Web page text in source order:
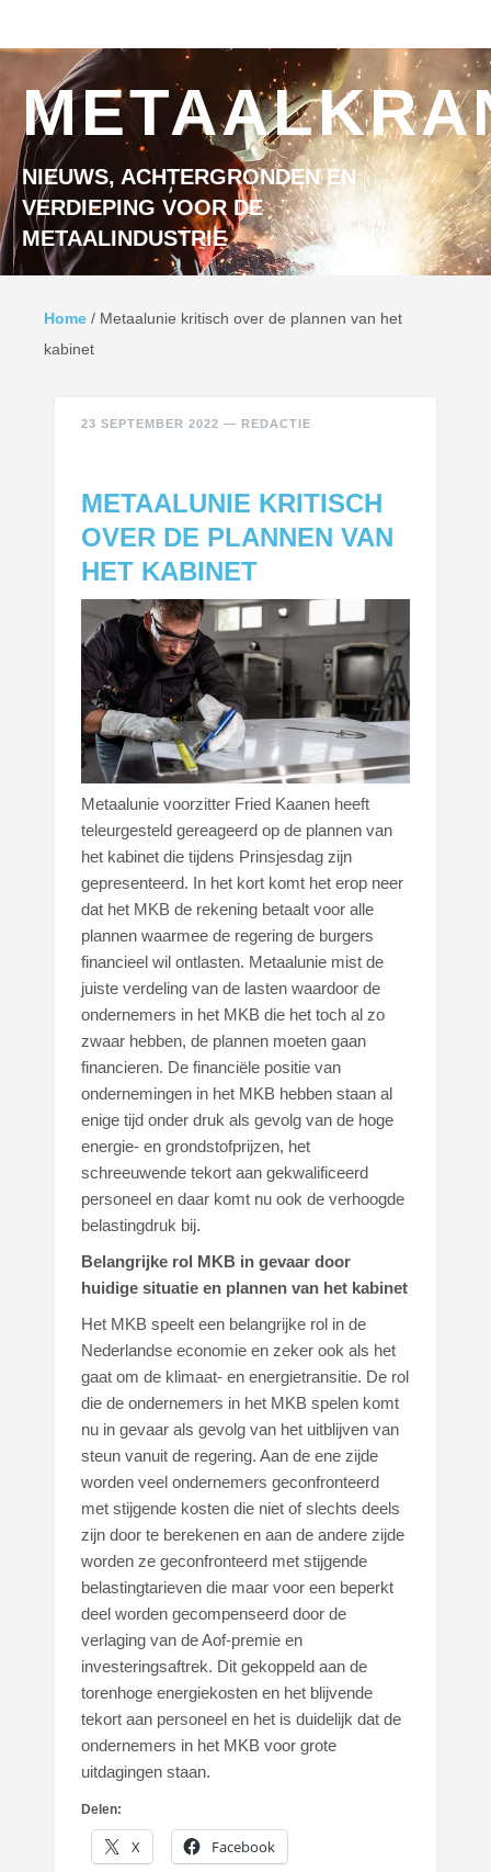
NIEUWS, ACHTERGRONDEN EN
VERDIEPING VOOR DE
METAALINDUSTRIE
Home / Metaalunie kritisch over de plannen van het
kabinet
23 SEPTEMBER 2022 — REDACTIE
METAALUNIE KRITISCH
OVER DE PLANNEN VAN
HET KABINET
Metaalunie voorzitter Fried Kaanen heeft
teleurgesteld gereageerd op de plannen van
het kabinet die tijdens Prinsjesdag zijn
gepresenteerd. In het kort komt het erop neer
dat het MKB de rekening betaalt voor alle
plannen waarmee de regering de burgers
financieel wil ontlasten. Metaalunie mist de
juiste verdeling van de lasten waardoor de
ondernemers in het MKB die het toch al zo
zwaar hebben, de plannen moeten gaan
financieren. De financiële positie van
ondernemingen in het MKB hebben staan al
enige tijd onder druk als gevolg van de hoge
energie- en grondstofprijzen, het
schreeuwende tekort aan gekwalificeerd
personeel en daar komt nu ook de verhoogde
belastingdruk bij.
Belangrijke rol MKB in gevaar door
huidige situatie en plannen van het kabinet
Het MKB speelt een belangrijke rol in de
Nederlandse economie en zeker ook als het
gaat om de klimaat- en energietransitie. De rol
die de ondernemers in het MKB spelen komt
nu in gevaar als gevolg van het uitblijven van
steun vanuit de regering. Aan de ene zijde
worden veel ondernemers geconfronteerd
met stijgende kosten die niet of slechts deels
zijn door te berekenen en aan de andere zijde
worden ze geconfronteerd met stijgende
belastingtarieven die maar voor een beperkt
deel worden gecompenseerd door de
verlaging van de Aof-premie en
investeringsaftrek. Dit gekoppeld aan de
torenhoge energiekosten en het blijvende
tekort aan personeel en het is duidelijk dat de
ondernemers in het MKB voor grote
uitdagingen staan.
Delen:
X Facebook